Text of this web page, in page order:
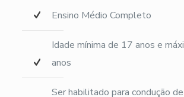
Ensino Médio Completo
Idade mínima de 17 anos e
anos
Ser habilitado para condução